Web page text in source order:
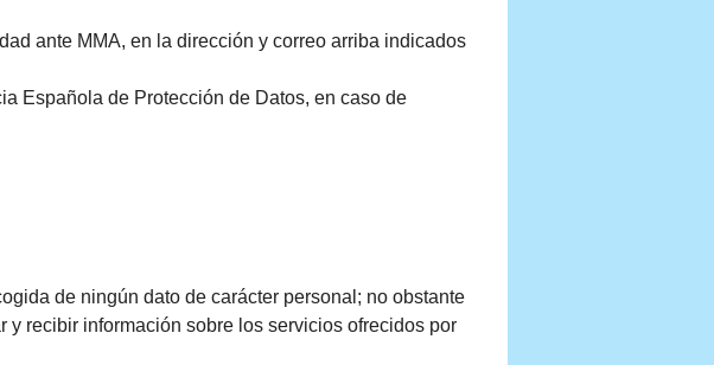
ante MMA, en la dirección y correo arriba indicados
Española de Protección de Datos, en caso de
de ningún dato de carácter personal; no obstante
y recibir información sobre los servicios ofrecidos por